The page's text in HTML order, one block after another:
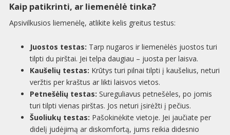
Kaip patikrinti, ar liemenėlė tinka?
Apsivilkusios liemenėlę, atlikite kelis greitus testus:
Juostos testas: Tarp nugaros ir liemenėlės juostos turi
tilpti du pirštai. Jei telpa daugiau – juosta per laisva.
Kaušelių testas: Krūtys turi pilnai tilpti į kaušelius, neturi
veržtis per kraštus ar likti laisvos vietos.
Petnešėlių testas: Sureguliavus petnešėles, po jomis
turi tilpti vienas pirštas. Jos neturi įsirėžti į pečius.
Šuoliukų testas: Pašokinėkite vietoje. Jei jaučiate per
didelį judėjimą ar diskomfortą, jums reikia didesnio